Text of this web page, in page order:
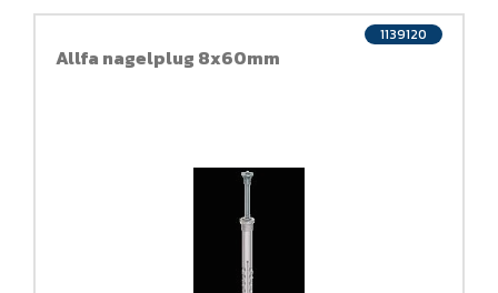
Allfa nagelplug 8x60mm
1139120